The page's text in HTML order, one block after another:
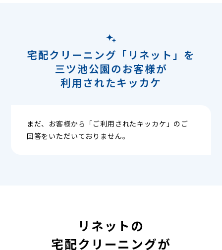
宅配クリーニング「リネット」を
三ツ池公園のお客様が
利用されたキッカケ
まだ、お客様から「ご利用されたキッカケ」のご
回答をいただいておりません。
リネットの
宅配クリーニングが